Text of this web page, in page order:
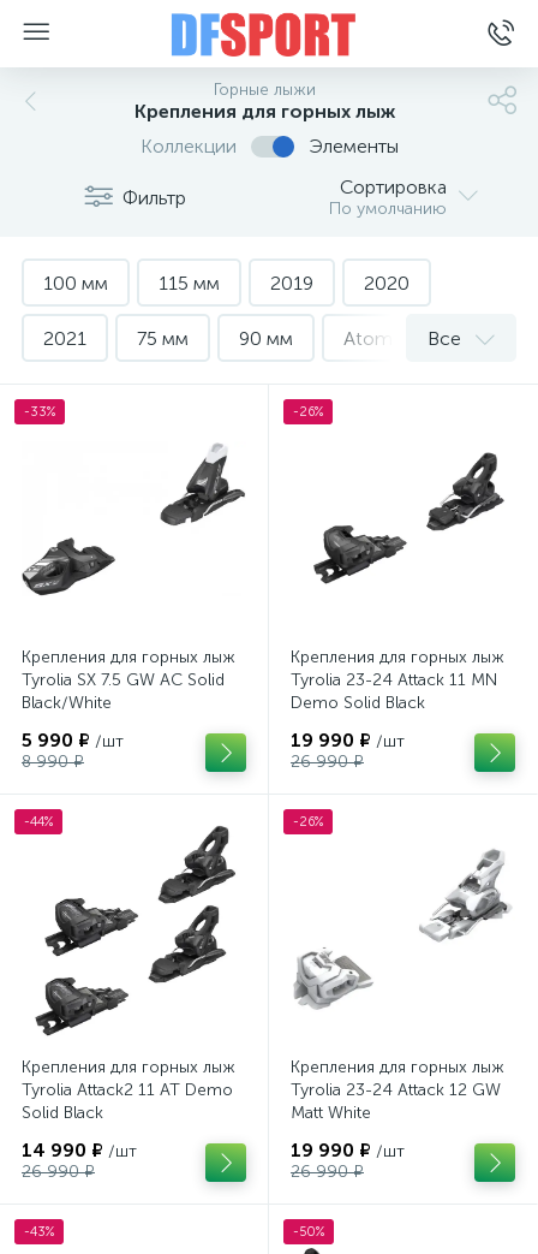
Горные лыжи
Крепления для горных лыж
Коллекции
Элементы
Фильтр Сортировка
По умолчанию
100 мм 115 мм 2019 2020
2021 75 мм 90 мм Atomic Elan
Fischer Ски-стопы
Все
-33%
Крепления для горных лыж
Tyrolia SX 7.5 GW AC Solid
Black/White
5 990 ₽ /шт
8 990 ₽
-26%
Крепления для горных лыж
Tyrolia 23-24 Attack 11 MN
Demo Solid Black
19 990 ₽ /шт
26 990 ₽
-44%
Крепления для горных лыж
Tyrolia Attack2 11 AT Demo
Solid Black
14 990 ₽ /шт
26 990 ₽
-26%
Крепления для горных лыж
Tyrolia 23-24 Attack 12 GW
Matt White
19 990 ₽ /шт
26 990 ₽
-43% -50%